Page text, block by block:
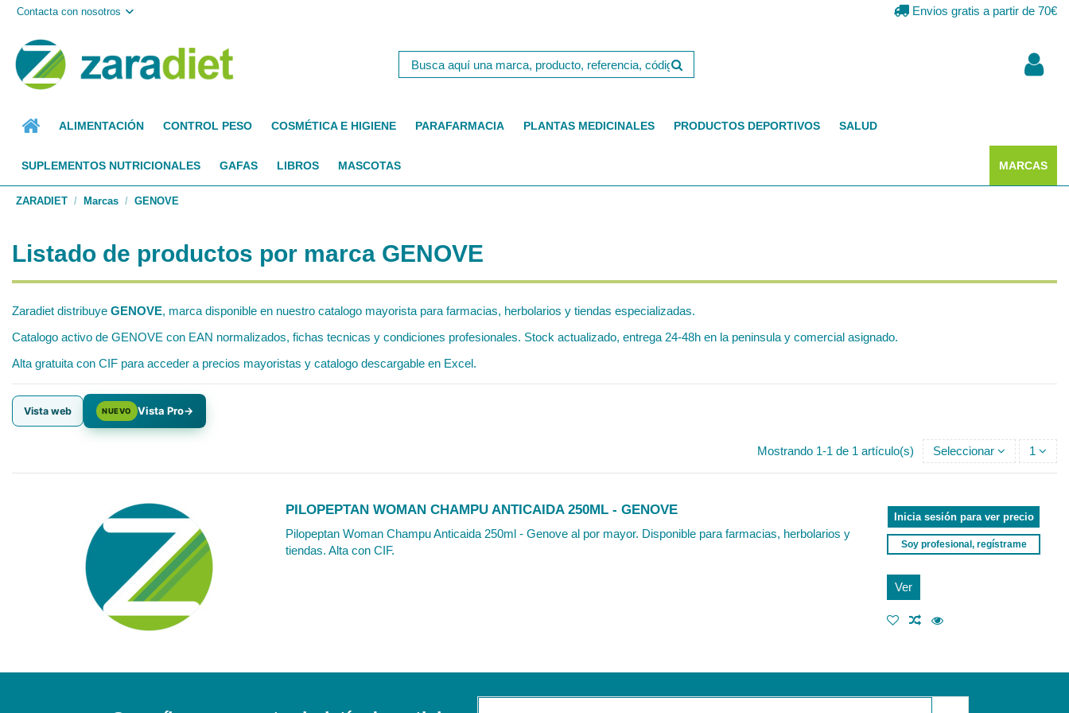
Contacta con nosotros Envios gratis a partir de 70€
ALIMENTACIÓN CONTROL PESO COSMÉTICA E HIGIENE PARAFARMACIA PLANTAS MEDICINALES PRODUCTOS DEPORTIVOS SALUD
SUPLEMENTOS NUTRICIONALES GAFAS LIBROS MASCOTAS MARCAS
ZARADIET Marcas GENOVE
Listado de productos por marca GENOVE
Zaradiet distribuye GENOVE, marca disponible en nuestro catalogo mayorista para farmacias, herbolarios y tiendas especializadas.
Catalogo activo de GENOVE con EAN normalizados, fichas tecnicas y condiciones profesionales. Stock actualizado, entrega 24-48h en la peninsula y comercial asignado.
Alta gratuita con CIF para acceder a precios mayoristas y catalogo descargable en Excel.
Vista web NUEVO Vista Pro→
Mostrando 1-1 de 1 artículo(s) Seleccionar 1
PILOPEPTAN WOMAN CHAMPU ANTICAIDA 250ML - GENOVE
Pilopeptan Woman Champu Anticaida 250ml - Genove al por mayor. Disponible para farmacias, herbolarios y
tiendas. Alta con CIF.
Inicia sesión para ver precio
Soy profesional, regístrame
Ver